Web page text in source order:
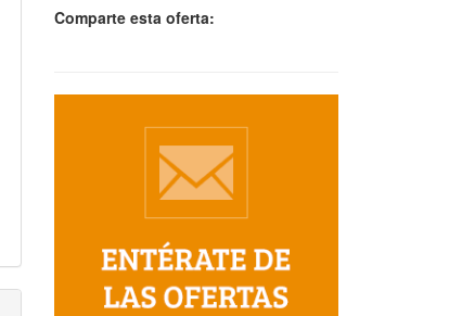
Comparte esta oferta: